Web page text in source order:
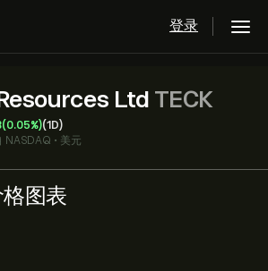
登录
Ltd TECK
(0.05%)(1D)
NASDAQ • 美元
图表